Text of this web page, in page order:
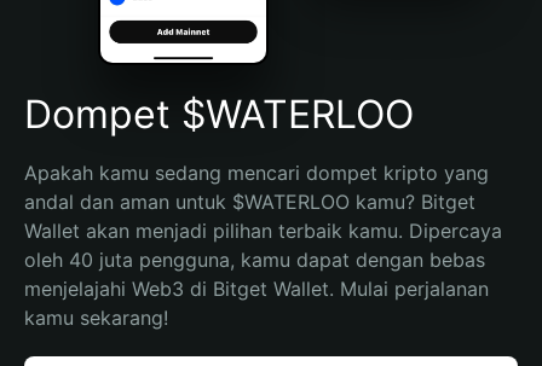
Português (Brasil)
Español (Argentina)
Dompet $WATERLOO
Apakah kamu sedang mencari dompet kripto yang
andal dan aman untuk $WATERLOO kamu? Bitget
Wallet akan menjadi pilihan terbaik kamu. Dipercaya
oleh 40 juta pengguna, kamu dapat dengan bebas
menjelajahi Web3 di Bitget Wallet. Mulai perjalanan
kamu sekarang!